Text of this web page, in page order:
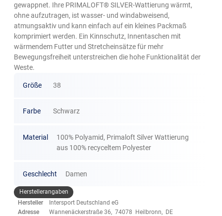
gewappnet. Ihre PRIMALOFT® SILVER-Wattierung wärmt,
ohne aufzutragen, ist wasser- und windabweisend,
atmungsaktiv und kann einfach auf ein kleines Packmaß
komprimiert werden. Ein Kinnschutz, Innentaschen mit
wärmendem Futter und Stretcheinsätze für mehr
Bewegungsfreiheit unterstreichen die hohe Funktionalität der
Weste.
Größe 38
Farbe Schwarz
Material
100% Polyamid, Primaloft Silver Wattierung
aus 100% recyceltem Polyester
Geschlecht Damen
Herstellerangaben
Hersteller
Intersport Deutschland eG
Adresse
Wannenäckerstraße 36, 74078 Heilbronn, DE